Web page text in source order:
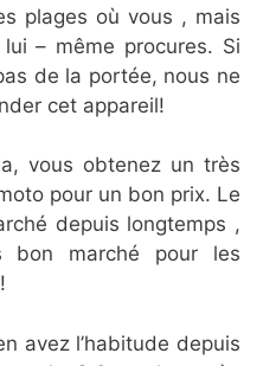
plages où vous , mais
– même procures. Si
de la portée, nous ne
cet appareil!
vous obtenez un très
pour un bon prix. Le
depuis longtemps ,
bon marché pour les
avez l’habitude depuis